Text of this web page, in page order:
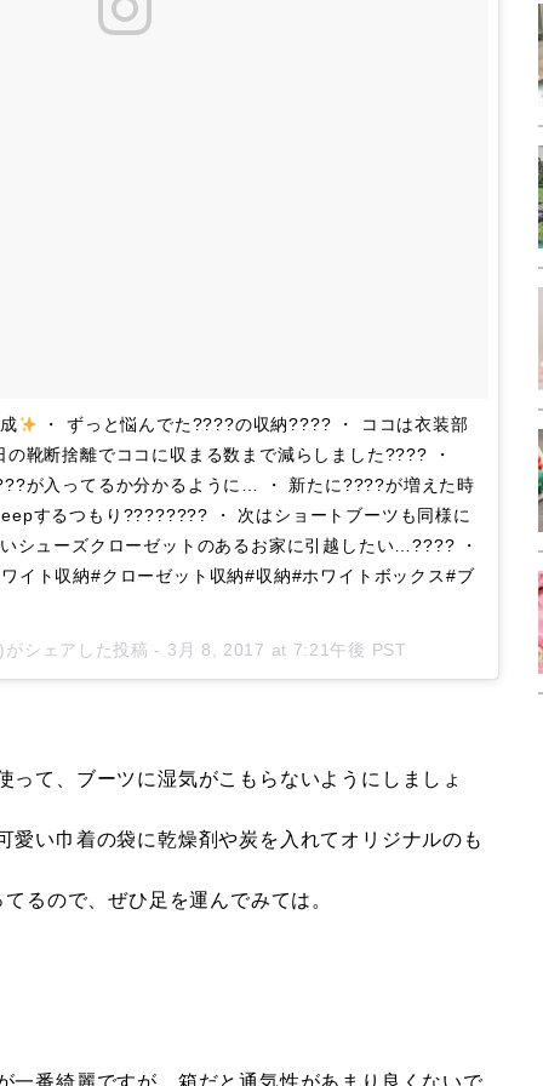
・ ずっと悩んでた????の収納???? ・ ココは衣装部
靴断捨離でココに収まる数まで減らしました???? ・
が入ってるか分かるように… ・ 新たに????が増えた時
するつもり???????? ・ 次はショートブーツも同様に
シューズクローゼットのあるお家に引越したい…???? ・
イト収納#クローゼット収納#収納#ホワイトボックス#ブ
シェアした投稿 - 3月 8, 2017 at 7:21午後 PST
って、ブーツに湿気がこもらないようにしましょ
愛い巾着の袋に乾燥剤や炭を入れてオリジナルのも
るので、ぜひ足を運んでみては。